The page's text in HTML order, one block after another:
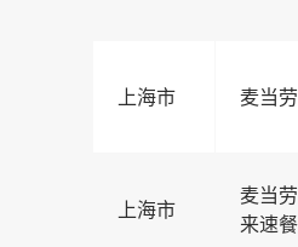
上海市 麦当
上海市
麦当
来速